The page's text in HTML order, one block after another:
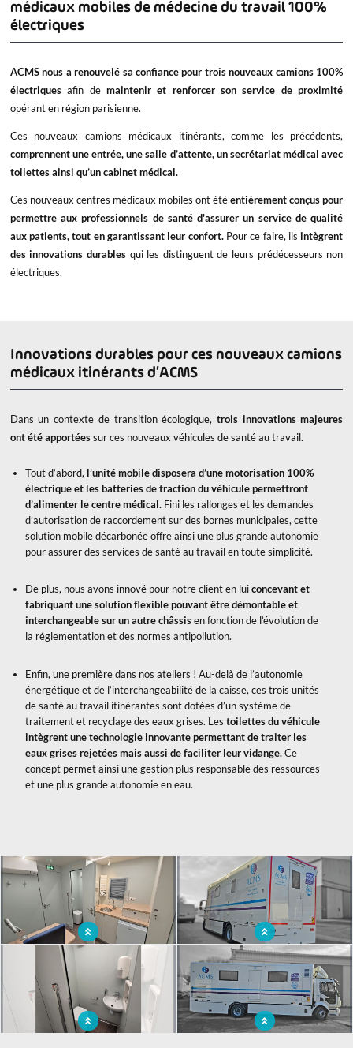
médicaux mobiles de médecine du travail 100%
électriques
ACMS nous a renouvelé sa confiance pour trois nouveaux camions 100%
électriquesafin demaintenir et renforcer son service de proximité
opérant en région parisienne.
Ces nouveaux camions médicaux itinérants, comme les précédents,
comprennent une entrée, une salle d’attente, un secrétariat médical avec
toilettes ainsi qu’un cabinet médical.
Ces nouveaux centres médicaux mobiles ont étéentièrement conçus pour
permettre aux professionnels de santé d'assurer un service de qualité
aux patients, tout en garantissant leur confort.Pour ce faire, ilsintègrent
des innovations durables qui les distinguent de leurs prédécesseurs non
électriques.
Innovations durables pour ces nouveaux camions
médicaux itinérants d’ACMS
Dans un contexte de transition écologique, trois innovations majeures
ont été apportéessur ces nouveaux véhicules de santé au travail.
Tout d’abord, l’unité mobile disposera d’une motorisation 100%
électrique et les batteries de traction du véhicule permettront
d’alimenter le centre médical.Fini les rallonges et les demandes
d’autorisation de raccordement sur des bornes municipales, cette
solution mobile décarbonée offre ainsi une plus grande autonomie
pour assurer des services de santé au travail en toute simplicité.
De plus, nous avons innové pour notre client en luiconcevant et
fabriquant une solution flexible pouvant être démontable et
interchangeable sur un autre châssisen fonction de l’évolution de
la réglementation et des normes antipollution.
Enfin, une première dans nos ateliers ! Au-delà de l’autonomie
énergétique et de l’interchangeabilité de la caisse, ces trois unités
de santé au travail itinérantes sont dotées d’un système de
traitement et recyclage des eaux grises. Les toilettes du véhicule
intègrent une technologie innovante permettant de traiter les
eaux grises rejetées mais aussi de faciliter leur vidange.Ce
concept permet ainsi une gestion plus responsable des ressources
et une plus grande autonomie en eau.
x
Itinérance pour apporter les
consultations de médecine du travail
au plus proche des salariés
Camion 100% autonome grâce à une
motorisation électrique et à ses
batteries